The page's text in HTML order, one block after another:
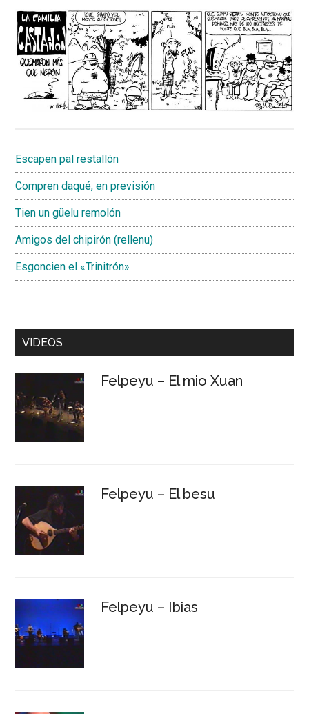
Escapen pal restallón
Compren daqué, en previsión
Tien un güelu remolón
Amigos del chipirón (rellenu)
Esgoncien el «Trinitrón»
VIDEOS
Felpeyu – El mio Xuan
Felpeyu – El besu
Felpeyu – Ibias